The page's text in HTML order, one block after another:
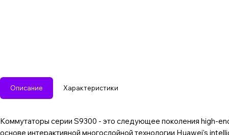
Описание Характеристики
Коммутаторы серии S9300 - это следующее поколения high-
основе интерактивной многослойной технологии Huawei's